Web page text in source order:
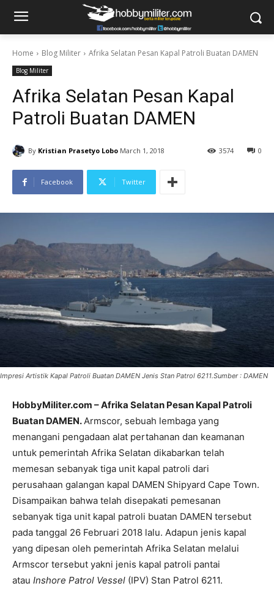
Home Blog Militer Afrika Selatan Pesan Kapal Patroli Buatan DAMEN
Blog Militer
Afrika Selatan Pesan Kapal
Patroli Buatan DAMEN
By Kristian Prasetyo Lobo March 1, 2018 0
3574
Facebook Twitter
Impresi Artistik Kapal Patroli Buatan DAMEN Jenis Stan Patrol 6211.Sumber : DAMEN
HobbyMiliter.com – Afrika Selatan Pesan Kapal Patroli
Buatan DAMEN.Armscor, sebuah lembaga yang
menangani pengadaan alat pertahanan dan keamanan
untuk pemerintah Afrika Selatan dikabarkan telah
memesan sebanyak tiga unit kapal patroli dari
perusahaan galangan kapal DAMEN Shipyard Cape Town.
Disampaikan bahwa telah disepakati pemesanan
sebanyak tiga unit kapal patroli buatan DAMEN tersebut
pada tanggal 26 Februari 2018 lalu. Adapun jenis kapal
yang dipesan oleh pemerintah Afrika Selatan melalui
Armscor tersebut yakni jenis kapal patroli pantai
atau Inshore Patrol Vessel (IPV) Stan Patrol 6211.